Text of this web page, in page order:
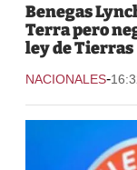
Benegas
Terra pero
ley de Tierras
NACIONALES-